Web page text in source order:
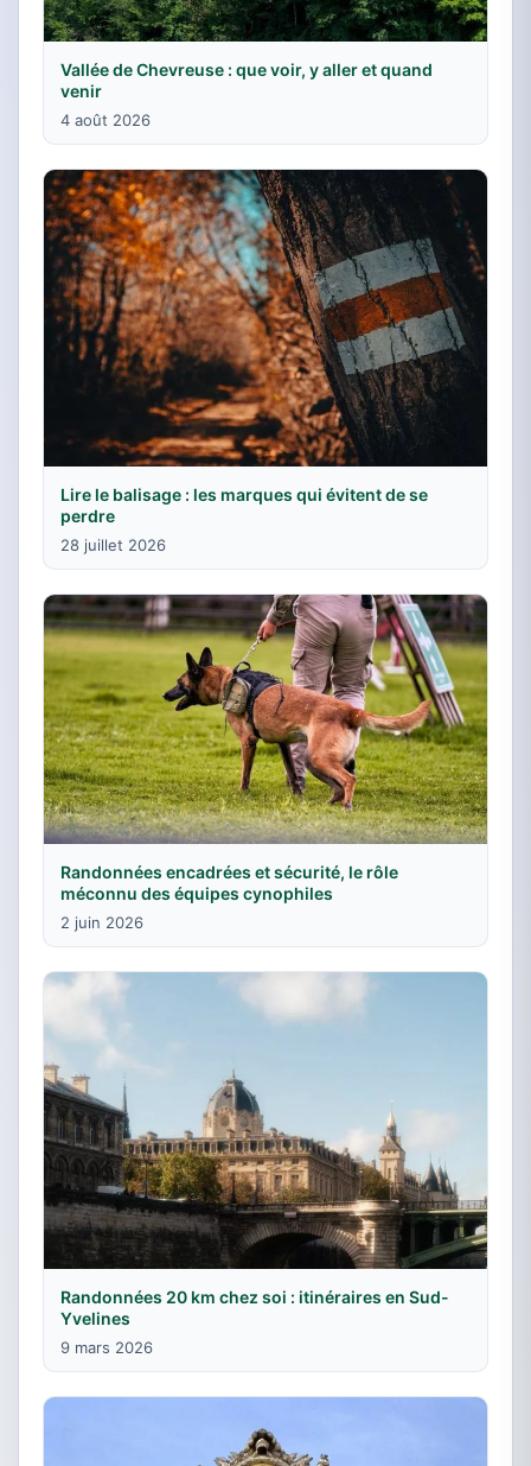
Vallée de Chevreuse : que voir, y aller et quand
venir
4 août 2026
Lire le balisage : les marques qui évitent de se
perdre
28 juillet 2026
Randonnées encadrées et sécurité, le rôle
méconnu des équipes cynophiles
2 juin 2026
Randonnées 20 km chez soi : itinéraires en Sud-
Yvelines
9 mars 2026